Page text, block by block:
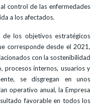
control de las enfermedades
a los afectados.
los objetivos estratégicos
corresponde desde el 2021,
con la sostenibilidad
procesos internos, usuarios y
se disgregan en unos
operativo anual, la Empresa
favorable en todos los